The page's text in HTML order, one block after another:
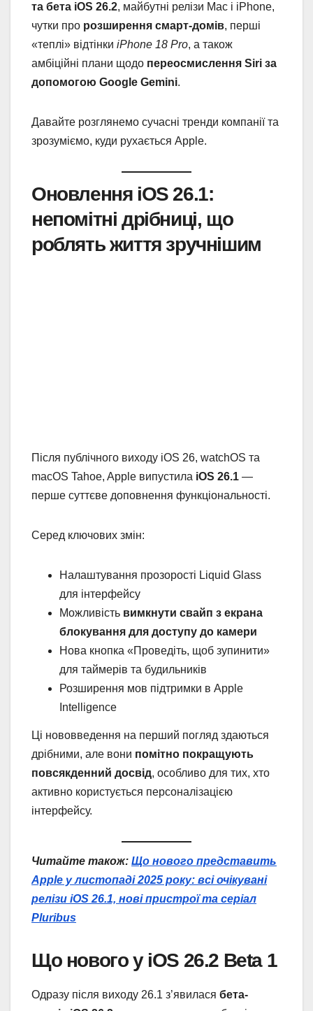
та бета iOS 26.2, майбутні релізи Mac і iPhone,
чутки про розширення смарт-домів, перші
«теплі» відтінки iPhone 18 Pro, а також
амбіційні плани щодо переосмислення Siri за
допомогою Google Gemini.
Давайте розглянемо сучасні тренди компанії та
зрозуміємо, куди рухається Apple.
Оновлення iOS 26.1:
непомітні дрібниці, що
роблять життя зручнішим
Після публічного виходу iOS 26, watchOS та
macOS Tahoe, Apple випустила iOS 26.1 —
перше суттєве доповнення функціональності.
Серед ключових змін:
Налаштування прозорості Liquid Glass
для інтерфейсу
Можливість вимкнути свайп з екрана
блокування для доступу до камери
Нова кнопка «Проведіть, щоб зупинити»
для таймерів та будильників
Розширення мов підтримки в Apple
Intelligence
Ці нововведення на перший погляд здаються
дрібними, але вони помітно покращують
повсякденний досвід, особливо для тих, хто
активно користується персоналізацією
інтерфейсу.
Читайте також: Що нового представить
Apple у листопаді 2025 року: всі очікувані
релізи iOS 26.1, нові пристрої та серіал
Pluribus
Що нового у iOS 26.2 Beta 1
Одразу після виходу 26.1 з’явилася бета-